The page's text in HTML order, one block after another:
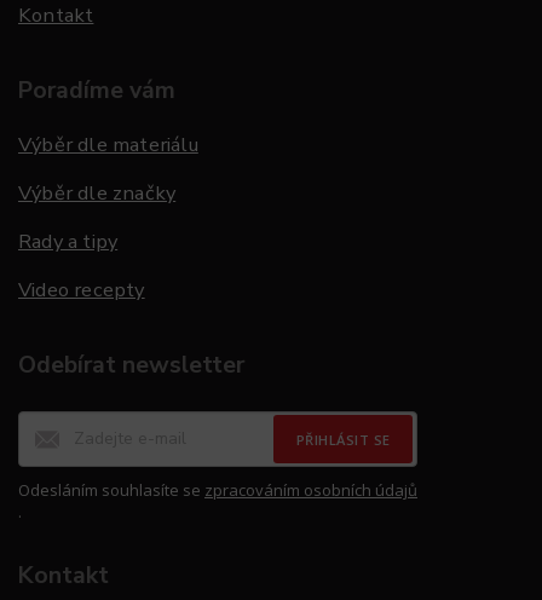
Kontakt
Poradíme vám
Výběr dle materiálu
Výběr dle značky
Rady a tipy
Video recepty
Odebírat newsletter
PŘIHLÁSIT SE
Odesláním souhlasíte se zpracováním osobních údajů
.
Kontakt